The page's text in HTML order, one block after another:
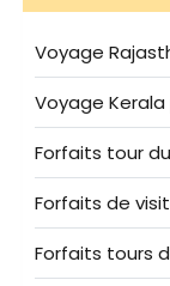
Voyage
Voyage
Forfaits tour
Forfaits de
Forfaits tours